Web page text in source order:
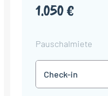
1.050 €
Pauschalmiete
in
TT
Punkt